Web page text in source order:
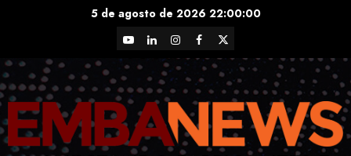
5 de agosto de 2026 22:00:00
YouTubeLinkedInInstagram
Facebook
X